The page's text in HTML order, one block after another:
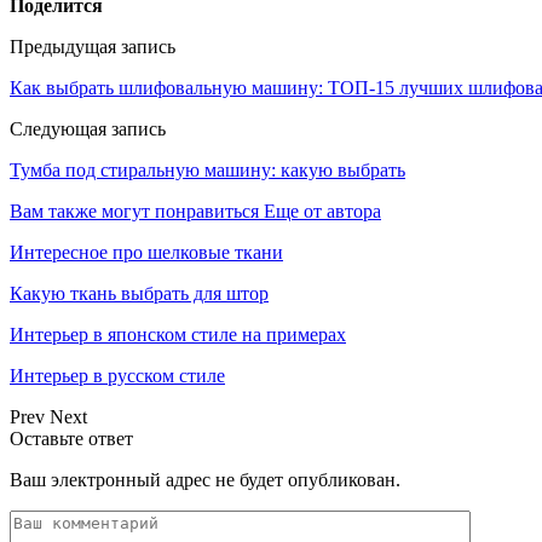
Поделится
Предыдущая запись
Как выбрать шлифовальную машину: ТОП-15 лучших
Следующая запись
Тумба под стиральную машину: какую выбрать
Вам также могут понравиться Еще от автора
Интересное про шелковые ткани
Какую ткань выбрать для штор
Интерьер в японском стиле на примерах
Интерьер в русском стиле
Prev Next
Оставьте ответ
Ваш электронный адрес не будет опубликован.